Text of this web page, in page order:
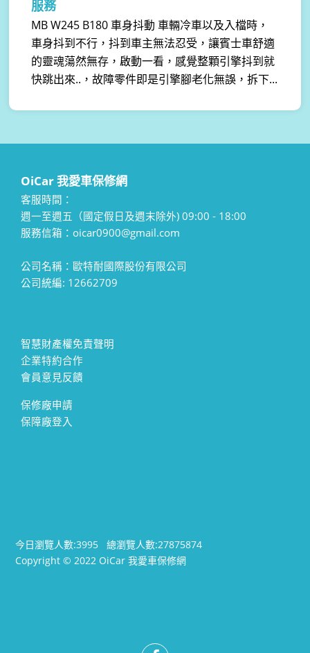
服務
MB W245 B180 車身抖動 車輛冷車以及入檔時，
車身抖到不行，抖到車主無法忍受，讓賓士車舒適
的靈魂蕩然無存，啟動一看，感覺整顆引擎抖到就
快跳出來..，故障零件即是引擎腳老化無誤，拆下...
OiCar 我愛車保修網
客服時間：
週一至週五（國定假日及週末除外) 09:00 - 18:00
服務信箱：oicar0900@gmail.com
公司名稱：歐特耐國際股份有限公司
公司統編: 12662709
智慧財產權免責聲明
企業特約合作
會員意見反饋
保修廠申請
保障廠登入
今日瀏覽人數:3995總瀏覽人數:27875874
Copyright © 2022 OiCar 我愛車保修網